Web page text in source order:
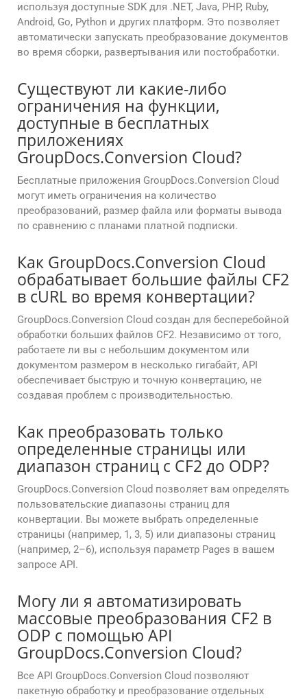
используя доступные SDK для .NET, Java, PHP, Ruby,
Android, Go, Python и других платформ. Это позволяет
автоматически запускать преобразование документов
во время сборки, развертывания или постобработки.
Существуют ли какие-либо
ограничения на функции,
доступные в бесплатных
приложениях
GroupDocs.Conversion Cloud?
Бесплатные приложения GroupDocs.Conversion Cloud
могут иметь ограничения на количество
преобразований, размер файла или форматы вывода
по сравнению с планами платной подписки.
Как GroupDocs.Conversion Cloud
обрабатывает большие файлы CF2
в cURL во время конвертации?
GroupDocs.Conversion Cloud создан для бесперебойной
обработки больших файлов CF2. Независимо от того,
работаете ли вы с небольшим документом или
документом размером в несколько гигабайт, API
обеспечивает быструю и точную конвертацию, не
создавая проблем с производительностью.
Как преобразовать только
определенные страницы или
диапазон страниц с CF2 до ODP?
GroupDocs.Conversion Cloud позволяет вам определять
пользовательские диапазоны страниц для
конвертации. Вы можете выбрать определенные
страницы (например, 1, 3, 5) или диапазоны страниц
(например, 2–6), используя параметр Pages в вашем
запросе API.
Могу ли я автоматизировать
массовые преобразования CF2 в
ODP с помощью API
GroupDocs.Conversion Cloud?
Все API GroupDocs.Conversion Cloud позволяют
пакетную обработку и преобразование отдельных